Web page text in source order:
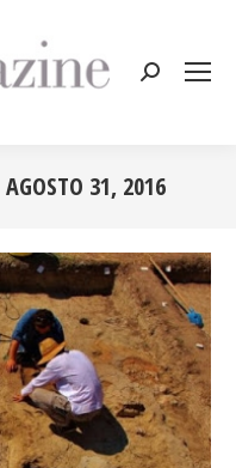
Cerca:
AGOSTO 31, 2016